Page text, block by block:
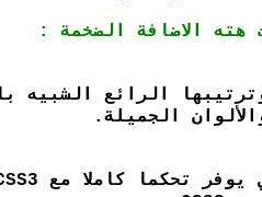
هته الاضافة الضخمة :
الرائع الشبيه
الجميلة.